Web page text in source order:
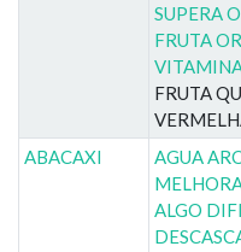
SUPERA
FRUTA
FRUTA
ABACAXI
AGUA
ALGO